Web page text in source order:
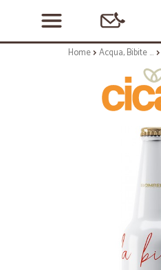
Home Acqua, Bibite e Alcolici